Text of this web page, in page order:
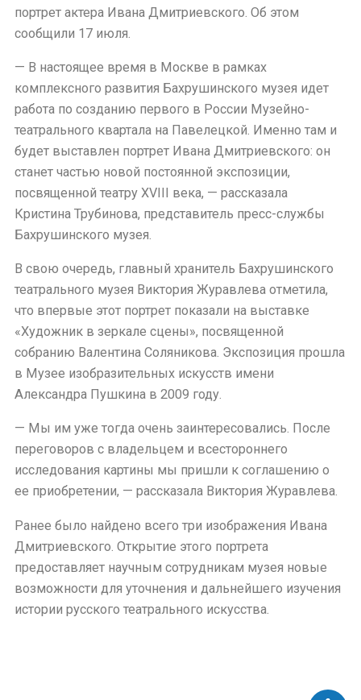
портрет актера Ивана Дмитриевского. Об этом
сообщили 17 июля.
— В настоящее время в Москве в рамках
комплексного развития Бахрушинского музея идет
работа по созданию первого в России Музейно-
театрального квартала на Павелецкой. Именно там и
будет выставлен портрет Ивана Дмитриевского: он
станет частью новой постоянной экспозиции,
посвященной театру XVIII века, — рассказала
Кристина Трубинова, представитель пресс-службы
Бахрушинского музея.
В свою очередь, главный хранитель Бахрушинского
театрального музея Виктория Журавлева отметила,
что впервые этот портрет показали на выставке
«Художник в зеркале сцены», посвященной
собранию Валентина Соляникова. Экспозиция прошла
в Музее изобразительных искусств имени
Александра Пушкина в 2009 году.
— Мы им уже тогда очень заинтересовались. После
переговоров с владельцем и всестороннего
исследования картины мы пришли к соглашению о
ее приобретении, — рассказала Виктория Журавлева.
Ранее было найдено всего три изображения Ивана
Дмитриевского. Открытие этого портрета
предоставляет научным сотрудникам музея новые
возможности для уточнения и дальнейшего изучения
истории русского театрального искусства.